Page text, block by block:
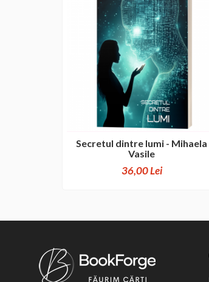
Secretul dintre lumi - Mihaela
Vasile
36,00 Lei